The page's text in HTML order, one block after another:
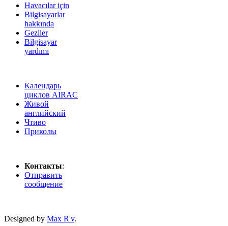
Havacılar için
Bilgisayarlar
hakkında
Geziler
Bilgisayar
yardımı
Календарь
циклов AIRAC
Живой
английский
Чтиво
Приколы
Контакты:
Отправить
сообщение
Designed by Max R'v.